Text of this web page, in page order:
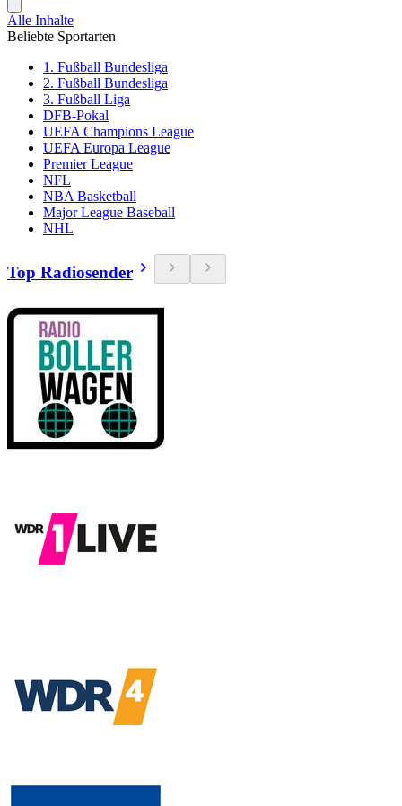
Alle Inhalte
Beliebte Sportarten
1. Fußball Bundesliga
2. Fußball Bundesliga
3. Fußball Liga
DFB-Pokal
UEFA Champions League
UEFA Europa League
Premier League
NFL
NBA Basketball
Major League Baseball
NHL
Top Radiosender